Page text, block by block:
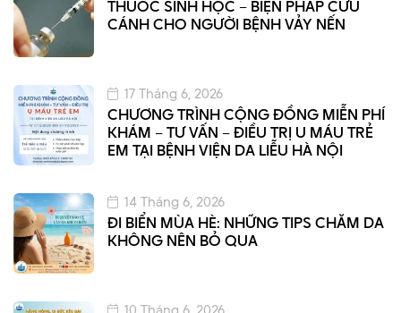
THUỐC SINH HỌC – BIỆN PHÁP CỨU
CÁNH CHO NGƯỜI BỆNH VẢY NẾN
CHƯƠNG TRÌNH CỘNG ĐỒNG MIỄN PHÍ
KHÁM – TƯ VẤN – ĐIỀU TRỊ U MÁU TRẺ
EM TẠI BỆNH VIỆN DA LIỄU HÀ NỘI
17 Tháng 6, 2026
ĐI BIỂN MÙA HÈ: NHỮNG TIPS CHĂM DA
KHÔNG NÊN BỎ QUA
14 Tháng 6, 2026